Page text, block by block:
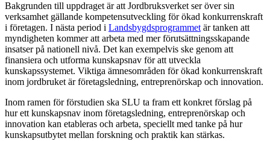
Bakgrunden till uppdraget är att Jordbruksverket ser över sin
verksamhet gällande kompetensutveckling för ökad konkurrenskraft
i företagen. I nästa period i Landsbygdsprogrammetär tanken att
myndigheten kommer att arbeta med mer förutsättningsskapande
insatser på nationell nivå. Det kan exempelvis ske genom att
finansiera och utforma kunskapsnav för att utveckla
kunskapssystemet. Viktiga ämnesområden för ökad konkurrenskraft
inom jordbruket är företagsledning, entreprenörskap och innovation.
Inom ramen för förstudien ska SLU ta fram ett konkret förslag på
hur ett kunskapsnav inom företagsledning, entreprenörskap och
innovation kan etableras och arbeta, speciellt med tanke på hur
kunskapsutbytet mellan forskning och praktik kan stärkas.